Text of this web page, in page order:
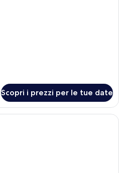
Scopri i prezzi per le tue date